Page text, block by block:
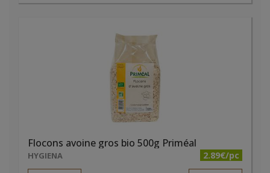
Flocons avoine gros bio 500g Priméal
HYGIENA 2.89€/pc